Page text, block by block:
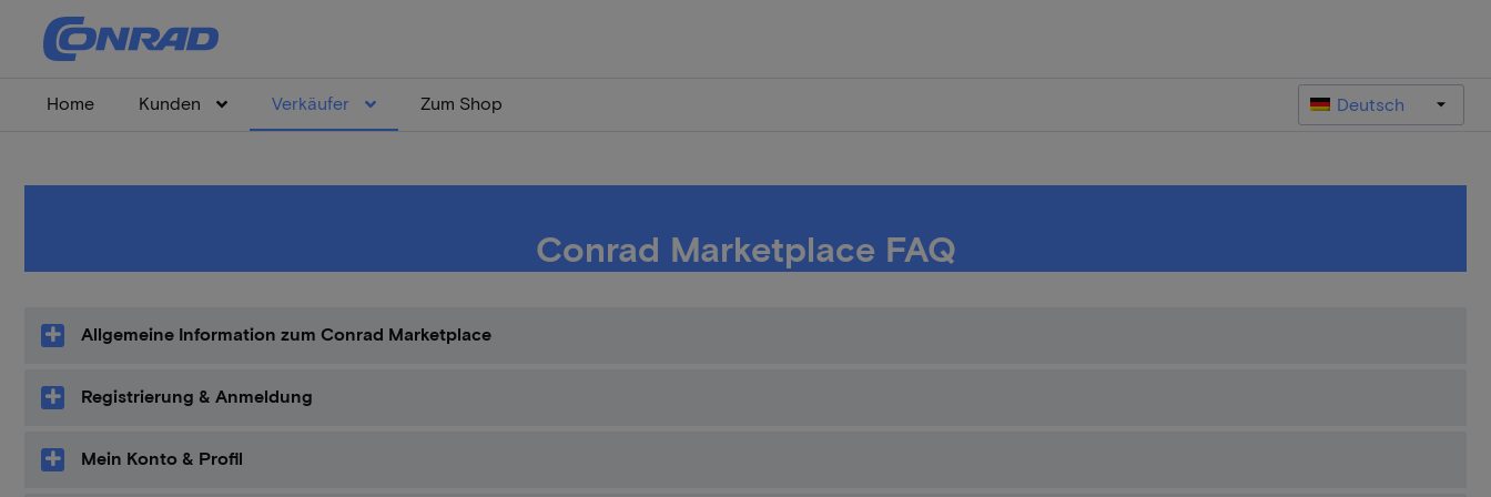
Home Kunden Verkäufer Zum Shop Deutsch
Conrad Marketplace FAQ
Allgemeine Information zum Conrad Marketplace
Registrierung & Anmeldung
Mein Konto & Profil